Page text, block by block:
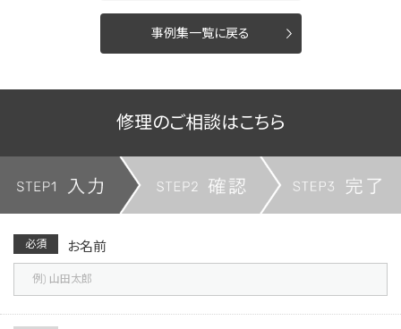
事例集一覧に戻る
修理のご相談はこちら
必須 お名前